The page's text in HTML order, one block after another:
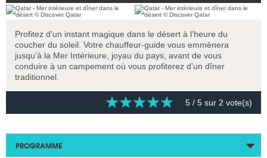
Profitez d’un instant magique dans le désert à l’heure du
coucher du soleil. Votre chauffeur-guide vous emmènera
jusqu’à la Mer Intérieure, joyau du pays, avant de vous
conduire à un campement où vous profiterez d’un dîner
traditionnel.
5 / 5 sur 2 vote(s)
PROGRAMME